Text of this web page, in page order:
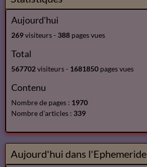
Aujourd'hui
269visiteurs - 388 pages vues
Total
567702visiteurs - 1681850 pages vues
Contenu
Nombre de pages : 1970
Nombre d'articles : 339
Aujourd'hui dans l'Ephemeride